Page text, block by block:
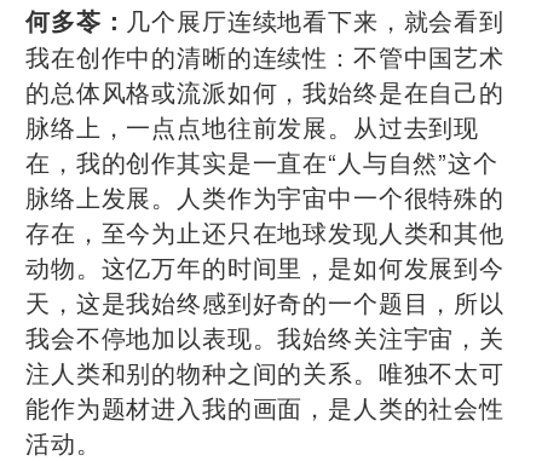
何多苓： 几个展厅连续地看下来，就会看到
我在创作中的清晰的连续性：不管中国艺术
的总体风格或流派如何，我始终是在自己的
脉络上，一点点地往前发展。从过去到现
在，我的创作其实是一直在“人与自然”这个
脉络上发展。人类作为宇宙中一个很特殊的
存在，至今为止还只在地球发现人类和其他
动物。这亿万年的时间里，是如何发展到今
天，这是我始终感到好奇的一个题目，所以
我会不停地加以表现。我始终关注宇宙，关
注人类和别的物种之间的关系。唯独不太可
能作为题材进入我的画面，是人类的社会性
活动。